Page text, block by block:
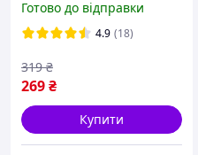
Готово до відправки
4.9 (18)
269₴
319 ₴
Купити